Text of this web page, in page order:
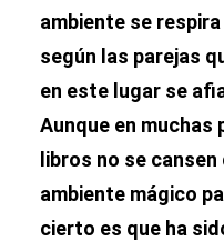
ambiente se
según las parejas
en este lugar se
Aunque en
libros no se
ambiente mágico
cierto es que ha